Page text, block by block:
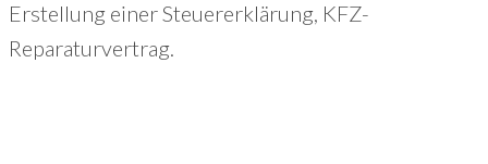
Erstellung einer Steuererklärung, KFZ-
Reparaturvertrag.